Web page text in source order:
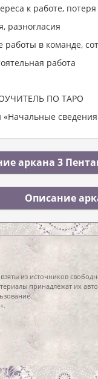
к работе,
разногласия
работы в команде,
работа
ПО ТАРО
«Начальные
аркана 3
Описание
из источников
принадлежат их